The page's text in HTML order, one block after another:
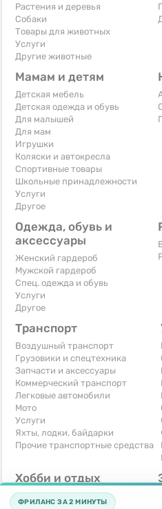
Растения и деревья
Собаки
Товары для животных
Услуги
Другие животные
Мамам и детям
Детская мебель
Детская одежда и обувь
Для малышей
Для мам
Игрушки
Коляски и автокресла
Спортивные товары
Школьные принадлежности
Услуги
Другое
Одежда, обувь и
аксессуары
Женский гардероб
Мужской гардероб
Спец. одежда и обувь
Услуги
Другое
Транспорт
Воздушный транспорт
Грузовики и спецтехника
Запчасти и аксессуары
Коммерческий транспорт
Легковые автомобили
Мото
Услуги
Яхты, лодки, байдарки
Прочие транспортные средства
Хобби и отдых
Книги и журналы
ФРИЛАНС ЗА 2 МИНУТЫ